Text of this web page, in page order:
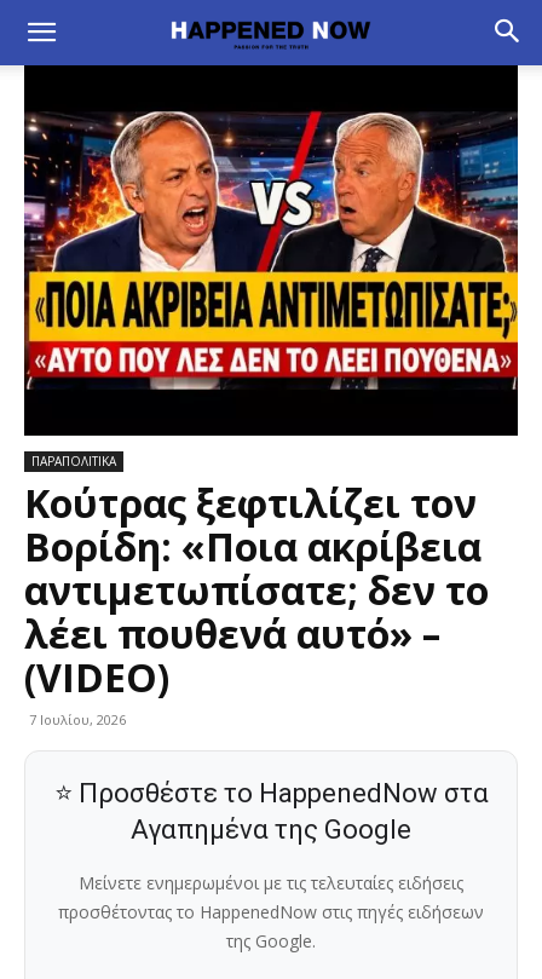
ΠΑΡΑΠΟΛΙΤΙΚΑ
Κούτρας ξεφτιλίζει τον
Βορίδη: «Ποια ακρίβεια
αντιμετωπίσατε; δεν το
λέει πουθενά αυτό» –
(VIDEO)
7 Ιουλίου, 2026
⭐ Προσθέστε το HappenedNow στα
Αγαπημένα της Google
Μείνετε ενημερωμένοι με τις τελευταίες ειδήσεις
προσθέτοντας το HappenedNow στις πηγές ειδήσεων
της Google.